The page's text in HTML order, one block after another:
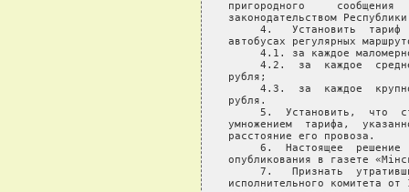
пригородного
законодательством
4.   Установить  тариф
автобусах регулярных
4.1. за каждое
4.2.  за  каждое
рубля;
4.3.  за  каждое
рубля.
5.  Установить,  что
умножением  тарифа,
расстояние его провоза.
6.  Настоящее  решение
опубликования в газете
7.   Признать
исполнительного комитета